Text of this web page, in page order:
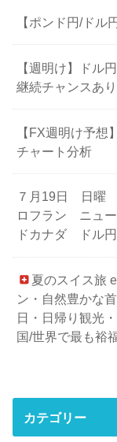
【ポンド円/ドル
【週明け】ドル
継続チャンスあ
【FX週明け予
チャート分析
７月19日 日曜
ロフラン ニュ
ドカナダ ドル
夏のスイス旅
ン・自然豊かな
日・日帰り観光
国/世界で最も裕
カテゴリー